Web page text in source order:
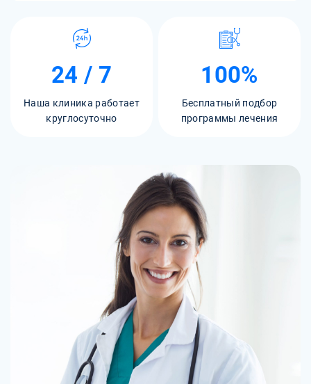
24 / 7
Наша клиника работает
круглосуточно
100%
Бесплатный подбор
программы лечения